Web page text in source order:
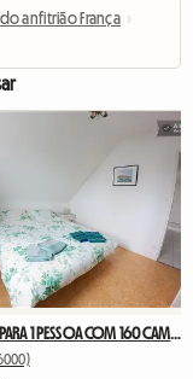
anfitrião França ›
QUARTO PARA 1 PESSOA COM 160 CAMAS “Belle Ile”